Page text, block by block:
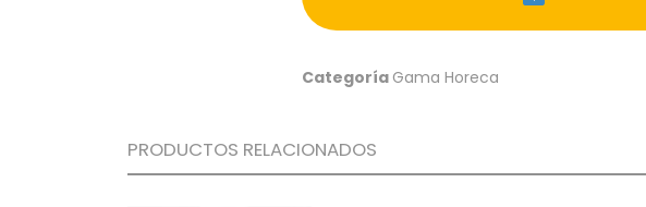
Categoría Gama Horeca
PRODUCTOS RELACIONADOS